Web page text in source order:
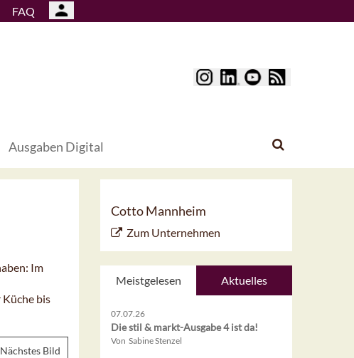
FAQ
Ausgaben Digital
Im
bis
Nächstes Bild
Cotto Mannheim
Zum Unternehmen
Meistgelesen Aktuelles
07.07.26
Die stil & markt-Ausgabe 4 ist da!
Von Sabine Stenzel